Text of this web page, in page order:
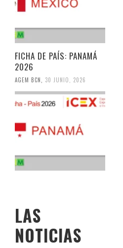
FICHA DE PAÍS: PANAMÁ
2026
AGEM BCN 30 JUNIO, 2026
LAS
NOTICIAS